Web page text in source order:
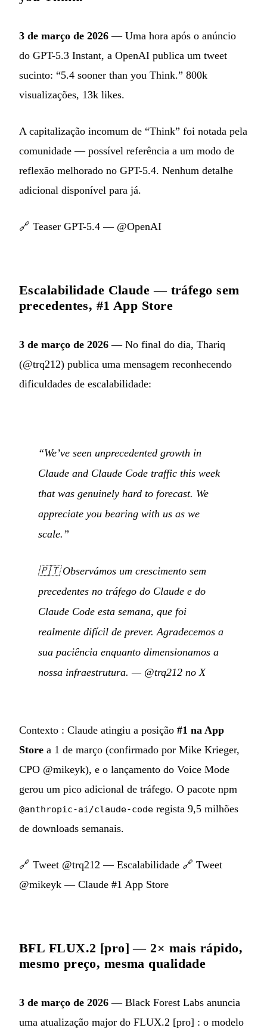
3 de março de 2026 — Uma hora após o anúncio
do GPT-5.3 Instant, a OpenAI publica um tweet
sucinto: “5.4 sooner than you Think.” 800k
visualizações, 13k likes.
A capitalização incomum de “Think” foi notada pela
comunidade — possível referência a um modo de
reflexão melhorado no GPT-5.4. Nenhum detalhe
adicional disponível para já.
🔗 Teaser GPT-5.4 — @OpenAI
Escalabilidade Claude — tráfego sem
precedentes, #1 App Store
3 de março de 2026 — No final do dia, Thariq
(@trq212) publica uma mensagem reconhecendo
dificuldades de escalabilidade:
“We’ve seen unprecedented growth in
Claude and Claude Code traffic this week
that was genuinely hard to forecast. We
appreciate you bearing with us as we
scale.”
🇵🇹Observámos um crescimento sem
precedentes no tráfego do Claude e do
Claude Code esta semana, que foi
realmente difícil de prever. Agradecemos a
sua paciência enquanto dimensionamos a
nossa infraestrutura. — @trq212 no X
Contexto : Claude atingiu a posição #1 na App
Store a 1 de março (confirmado por Mike Krieger,
CPO @mikeyk), e o lançamento do Voice Mode
gerou um pico adicional de tráfego. O pacote npm
@anthropic-ai/claude-code regista 9,5 milhões
de downloads semanais.
🔗 Tweet @trq212 — Escalabilidade 🔗 Tweet
@mikeyk — Claude #1 App Store
BFL FLUX.2 [pro] — 2× mais rápido,
mesmo preço, mesma qualidade
3 de março de 2026 — Black Forest Labs anuncia
uma atualização major do FLUX.2 [pro] : o modelo